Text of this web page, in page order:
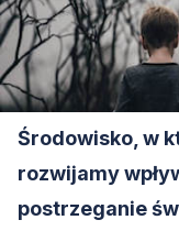
Środowisko, w
rozwijamy
postrzeganie